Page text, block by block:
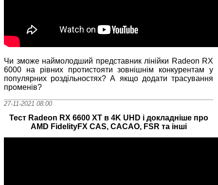
Чи зможе наймолодший представник лінійки Radeon RX
6000 на рівних протистояти зовнішнім конкурентам у
популярних роздільностях? А якщо додати трасування
променів?
27-11-2021 08:00
Тест Radeon RX 6600 XT в 4K UHD і докладніше про
AMD FidelityFX CAS, CACAO, FSR та інші